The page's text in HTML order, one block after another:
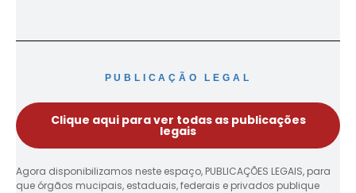
PUBLICAÇÃO LEGAL
Clique aqui para ver todas as publicações
legais
Agora disponibilizamos neste espaço, PUBLICAÇÕES LEGAIS, para
que órgãos mucipais, estaduais, federais e privados publique